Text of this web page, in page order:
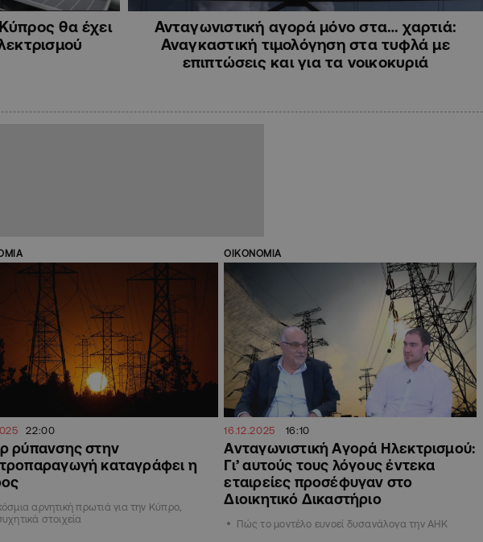
θα έχει
Ανταγωνιστική αγορά μόνο στα… χαρτιά:
Αναγκαστική τιμολόγηση στα τυφλά με
επιπτώσεις και για τα νοικοκυριά
22:00
ρύπανσης στην
καταγράφει η
αρνητική πρωτιά για την Κύπρο,
στοιχεία
ΟΙΚΟΝΟΜΙΑ
16.12.2025 16:10
Ανταγωνιστική Αγορά Ηλεκτρισμού:
Γι’ αυτούς τους λόγους έντεκα
εταιρείες προσέφυγαν στο
Διοικητικό Δικαστήριο
Πώς το μοντέλο ευνοεί δυσανάλογα την ΑΗΚ